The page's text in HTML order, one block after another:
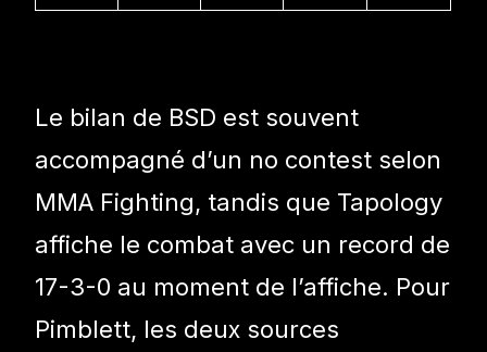
Le bilan de BSD est souvent
accompagné d’un no contest selon
MMA Fighting, tandis que Tapology
affiche le combat avec un record de
17-3-0 au moment de l’affiche. Pour
Pimblett, les deux sources